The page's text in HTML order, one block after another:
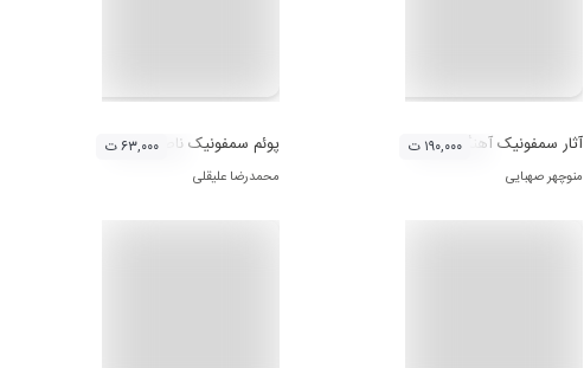
آثار سمفونیک آهنگسازان ایرانی 2
منوچهر صهبایی
۱۹۰,۰۰۰ ت پوئم سمفونیک ناصر
محمدرضا علیقلی
۶۳,۰۰۰ ت